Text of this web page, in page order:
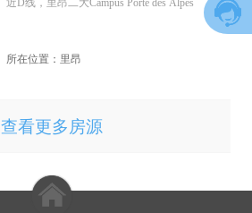
近D线，里昂二大Campus Porte des Alpes
所在位置：里昂
查看更多房源